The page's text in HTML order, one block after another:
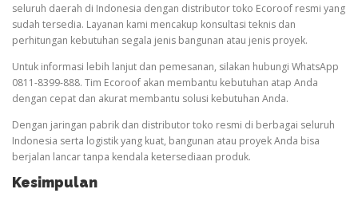
seluruh daerah di Indonesia dengan distributor toko Ecoroof resmi yang
sudah tersedia. Layanan kami mencakup konsultasi teknis dan
perhitungan kebutuhan segala jenis bangunan atau jenis proyek.
Untuk informasi lebih lanjut dan pemesanan, silakan hubungi WhatsApp
0811-8399-888. Tim Ecoroof akan membantu kebutuhan atap Anda
dengan cepat dan akurat membantu solusi kebutuhan Anda.
Dengan jaringan pabrik dan distributor toko resmi di berbagai seluruh
Indonesia serta logistik yang kuat, bangunan atau proyek Anda bisa
berjalan lancar tanpa kendala ketersediaan produk.
Kesimpulan